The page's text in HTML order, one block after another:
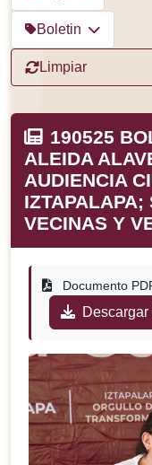
Boletin
Limpiar
190525
ALEIDA
AUDIENCIA
VECINAS Y
Documento